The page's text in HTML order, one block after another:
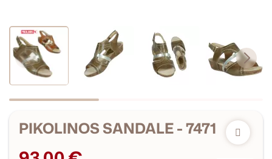
PIKOLINOS SANDALE - 7471